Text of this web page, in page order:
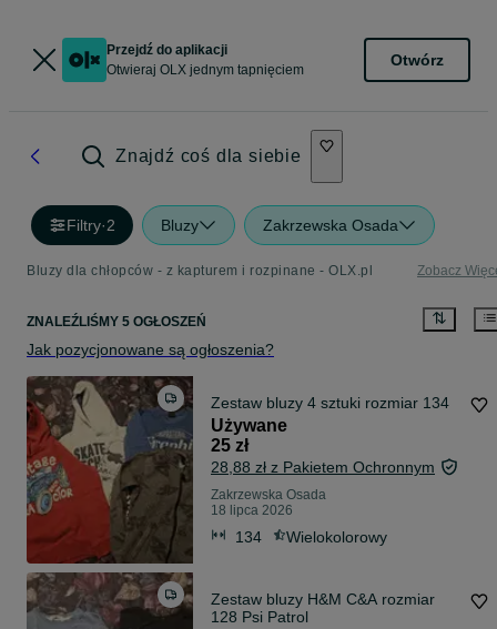
Przejdź do aplikacji
Otwieraj OLX jednym tapnięciem
Otwórz
Znajdź coś dla siebie
Filtry·2 Bluzy Zakrzewska Osada
Bluzy dla chłopców - z kapturem i rozpinane - OLX.pl Zobacz
ZNALEŹLIŚMY 5 OGŁOSZEŃ
Jak pozycjonowane są ogłoszenia?
Zestaw bluzy 4 sztuki rozmiar 134
Używane
25 zł
28,88 zł z Pakietem Ochronnym
Zakrzewska Osada
18 lipca 2026
134 Wielokolorowy
Zestaw bluzy H&M C&A rozmiar
128 Psi Patrol